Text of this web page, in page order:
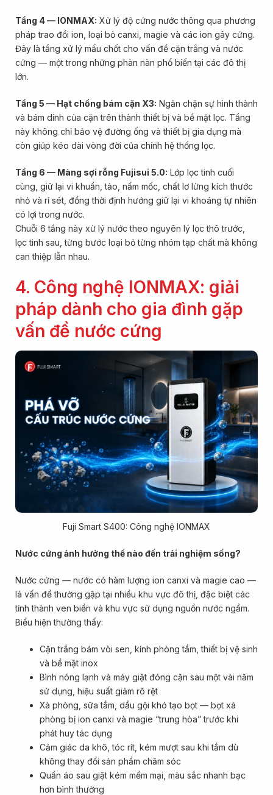
Tầng 4 — IONMAX: Xử lý độ cứng nước thông qua phương
pháp trao đổi ion, loại bỏ canxi, magie và các ion gây cứng.
Đây là tầng xử lý mấu chốt cho vấn đề cặn trắng và nước
cứng — một trong những phàn nàn phổ biến tại các đô thị
lớn.
Tầng 5 — Hạt chống bám cặn X3: Ngăn chặn sự hình thành
và bám dính của cặn trên thành thiết bị và bề mặt lọc. Tầng
này không chỉ bảo vệ đường ống và thiết bị gia dụng mà
còn giúp kéo dài vòng đời của chính hệ thống lọc.
Tầng 6 — Màng sợi rỗng Fujisui 5.0: Lớp lọc tinh cuối
cùng, giữ lại vi khuẩn, tảo, nấm mốc, chất lơ lửng kích thước
nhỏ và rỉ sét, đồng thời định hướng giữ lại vi khoáng tự nhiên
có lợi trong nước.
Chuỗi 6 tầng này xử lý nước theo nguyên lý lọc thô trước,
lọc tinh sau, từng bước loại bỏ từng nhóm tạp chất mà không
can thiệp lẫn nhau.
4. Công nghệ IONMAX: giải
pháp dành cho gia đình gặp
vấn đề nước cứng
Fuji Smart S400: Công nghệ IONMAX
Nước cứng ảnh hưởng thế nào đến trải nghiệm sống?
Nước cứng — nước có hàm lượng ion canxi và magie cao —
là vấn đề thường gặp tại nhiều khu vực đô thị, đặc biệt các
tỉnh thành ven biển và khu vực sử dụng nguồn nước ngầm.
Biểu hiện thường thấy:
Cặn trắng bám vòi sen, kính phòng tắm, thiết bị vệ sinh
và bề mặt inox
Bình nóng lạnh và máy giặt đóng cặn sau một vài năm
sử dụng, hiệu suất giảm rõ rệt
Xà phòng, sữa tắm, dầu gội khó tạo bọt — bọt xà
phòng bị ion canxi và magie “trung hòa” trước khi
phát huy tác dụng
Cảm giác da khô, tóc rít, kém mượt sau khi tắm dù
không thay đổi sản phẩm chăm sóc
Quần áo sau giặt kém mềm mại, màu sắc nhanh bạc
hơn bình thường